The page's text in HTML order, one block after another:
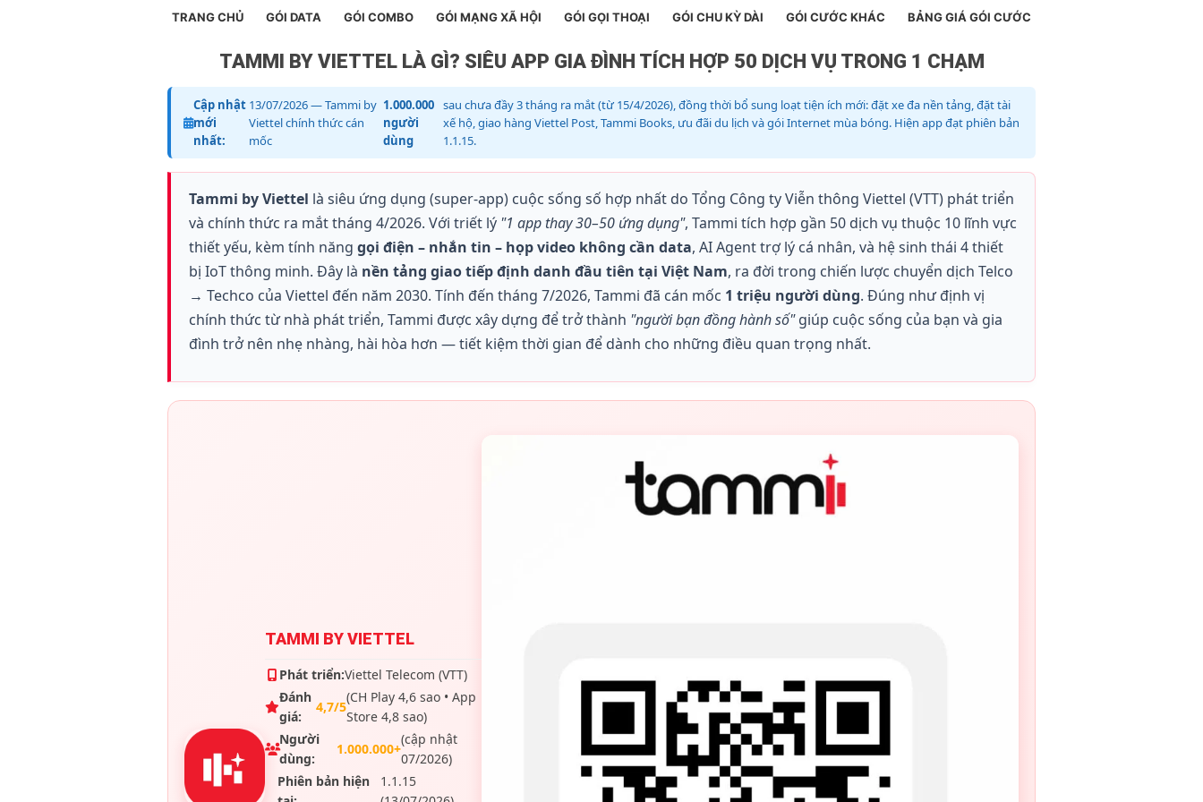
TRANG CHỦ GÓI DATA GÓI COMBO GÓI MẠNG XÃ HỘI GÓI GỌI THOẠI GÓI CHU KỲ DÀI GÓI CƯỚC KHÁC BẢNG GIÁ GÓI CƯỚC
TAMMI BY VIETTEL LÀ GÌ? SIÊU APP GIA ĐÌNH TÍCH HỢP 50 DỊCH VỤ TRONG 1 CHẠM
Cập nhật
mới
nhất:
13/07/2026 — Tammi by
Viettel chính thức cán
mốc
1.000.000
người
dùng
sau chưa đầy 3 tháng ra mắt (từ 15/4/2026), đồng thời bổ sung loạt tiện ích mới: đặt xe đa nền tảng, đặt tài
xế hộ, giao hàng Viettel Post, Tammi Books, ưu đãi du lịch và gói Internet mùa bóng. Hiện app đạt phiên bản
1.1.15.
Tammi by Viettel là siêu ứng dụng (super-app) cuộc sống số hợp nhất do Tổng Công ty Viễn thông Viettel (VTT) phát triển
và chính thức ra mắt tháng 4/2026. Với triết lý "1 app thay 30–50 ứng dụng", Tammi tích hợp gần 50 dịch vụ thuộc 10 lĩnh vực
thiết yếu, kèm tính năng gọi điện – nhắn tin – họp video không cần data, AI Agent trợ lý cá nhân, và hệ sinh thái 4 thiết
bị IoT thông minh. Đây là nền tảng giao tiếp định danh đầu tiên tại Việt Nam, ra đời trong chiến lược chuyển dịch Telco
→ Techco của Viettel đến năm 2030. Tính đến tháng 7/2026, Tammi đã cán mốc 1 triệu người dùng. Đúng như định vị
chính thức từ nhà phát triển, Tammi được xây dựng để trở thành "người bạn đồng hành số"giúp cuộc sống của bạn và gia
đình trở nên nhẹ nhàng, hài hòa hơn — tiết kiệm thời gian để dành cho những điều quan trọng nhất.
TAMMI BY VIETTEL
Phát triển:Viettel Telecom (VTT)
Đánh
giá:
4,7/5
(CH Play 4,6 sao • App
Store 4,8 sao)
Người
dùng:
1.000.000+
(cập nhật
07/2026)
Phiên bản hiện
1.1.15